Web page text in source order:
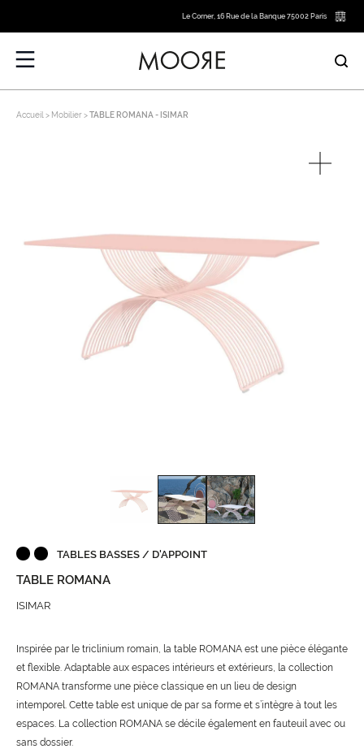
Le Corner, 16 Rue de la Banque 75002 Paris
Accueil Mobilier TABLE ROMANA - ISIMAR
TABLES BASSES / D'APPOINT
TABLE ROMANA
ISIMAR
Inspirée par le triclinium romain, la table ROMANA est une pièce élégante
et flexible. Adaptable aux espaces intérieurs et extérieurs, la collection
ROMANA transforme une pièce classique en un lieu de design
intemporel. Cette table est unique de par sa forme et s’intègre à tout les
espaces. La collection ROMANA se décile également en fauteuil avec ou
sans dossier.